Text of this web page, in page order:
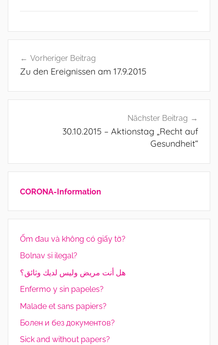
A
g
e
m
Vorheriger Beitrag
Zu den Ereignissen am 17.9.2015
Nächster Beitrag
30.10.2015 – Aktionstag „Recht auf
Gesundheit“
CORONA-Information
Ốm đau và không có giấy tờ?
Bolnav si ilegal?
هل أنت مريض وليس لديك وثائق؟
Enfermo y sin papeles?
Malade et sans papiers?
Болен и без документов?
Sick and without papers?